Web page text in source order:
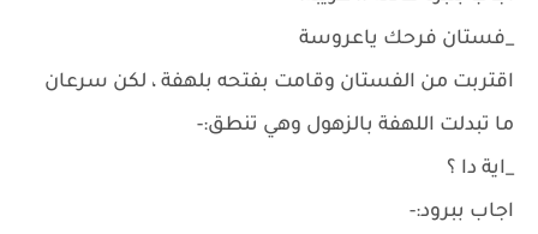
_فستان فرحك ياعروسة
اقتربت من الفستان وقامت بفتحه بلهفة ، لكن سرعان
ما تبدلت اللهفة بالزهول وهي تنطق:-
_اية دا ؟
اجاب ببرود:-